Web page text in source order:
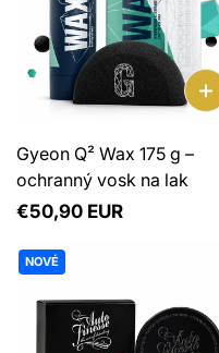
Gyeon Q² Wax 175 g –
ochranný vosk na lak
Normálna
€50,90 EUR
NOVÉ